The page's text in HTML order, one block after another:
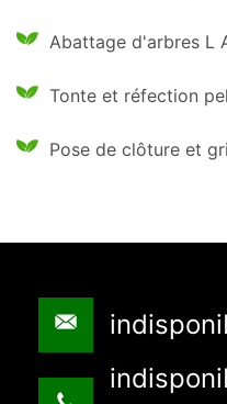
Abattage d'arbres L
Tonte et réfection
Pose